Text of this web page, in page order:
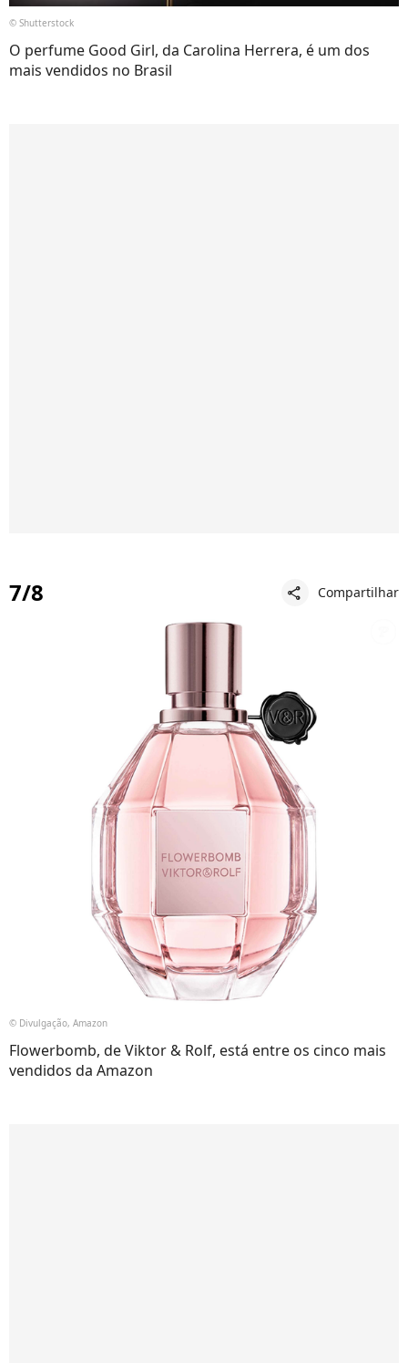
© Shutterstock
O perfume Good Girl, da Carolina Herrera, é um dos
mais vendidos no Brasil
7/8 share Compartilhar
© Divulgação, Amazon
Flowerbomb, de Viktor & Rolf, está entre os cinco mais
vendidos da Amazon